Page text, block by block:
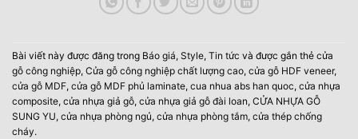
Bài viết này được đăng trong Báo giá, Style, Tin tức và được gắn thẻ cửa
gỗ công nghiệp, Cửa gỗ công nghiệp chất lượng cao, cửa gỗ HDF veneer,
cửa gỗ MDF, cửa gỗ MDF phủ laminate, cua nhua abs han quoc, cửa nhựa
composite, cửa nhựa giả gỗ, cửa nhựa giả gỗ đài loan, CỬA NHỰA GỖ
SUNG YU, cửa nhựa phòng ngủ, cửa nhựa phòng tắm, cửa thép chống
cháy.